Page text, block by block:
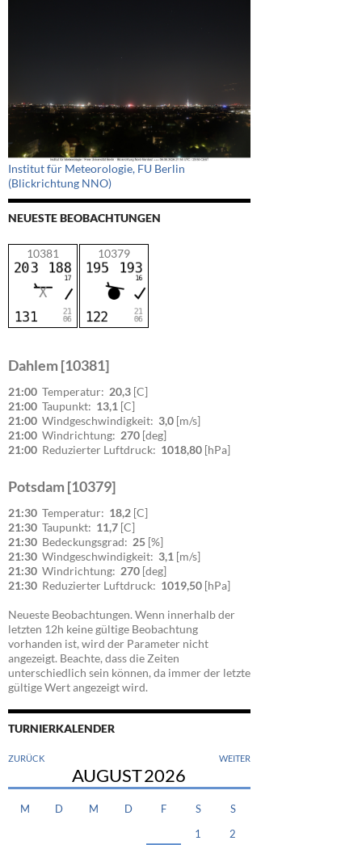
Institut für Meteorologie, FU Berlin
(Blickrichtung NNO)
NEUESTE BEOBACHTUNGEN
10381 10379
Dahlem [10381]
21:00 Temperatur: 20,3 [C]
21:00 Taupunkt: 13,1 [C]
21:00 Windgeschwindigkeit: 3,0 [m/s]
21:00 Windrichtung: 270 [deg]
21:00 Reduzierter Luftdruck: 1018,80 [hPa]
Potsdam [10379]
21:30 Temperatur: 18,2 [C]
21:30 Taupunkt: 11,7 [C]
21:30 Bedeckungsgrad: 25 [%]
21:30 Windgeschwindigkeit: 3,1 [m/s]
21:30 Windrichtung: 270 [deg]
21:30 Reduzierter Luftdruck: 1019,50 [hPa]
Neueste Beobachtungen. Wenn innerhalb der
letzten 12h keine gültige Beobachtung
vorhanden ist, wird der Parameter nicht
angezeigt. Beachte, dass die Zeiten
unterschiedlich sein können, da immer der letzte
gültige Wert angezeigt wird.
TURNIERKALENDER
ZURÜCK WEITER
AUGUST2026
M D M D F S S
1
2